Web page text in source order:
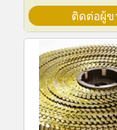
ติดต่อผู้ข